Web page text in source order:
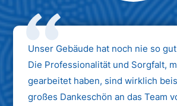
Max Mustermann
Unternehmen AG
Unser Gebäude hat noch nie so
Die Professionalität und Sorgfalt,
gearbeitet haben, sind wirklich
großes Dankeschön an das Team